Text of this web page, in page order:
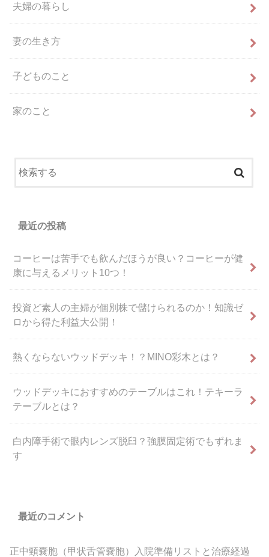
夫婦の暮らし
妻の生き方
子どものこと
家のこと
最近の投稿
コーヒーは苦手でも飲んだほうが良い？コーヒーが健
康に与えるメリット10つ！
投資ど素人の主婦が個別株で儲けられるのか！知識ゼ
ロから得た利益大公開！
熱くならないウッドデッキ！？MINO彩木とは？
ウッドデッキにおすすめのテーブルはこれ！テキーラ
テーブルとは？
白内障手術で眼内レンズ脱臼？強膜固定術でもずれま
す
最近のコメント
正中頸嚢胞（甲状舌管嚢胞）入院準備リストと治療経過